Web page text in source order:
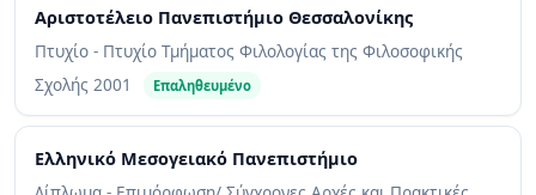
Αριστοτέλειο Πανεπιστήμιο Θεσσαλονίκης
Πτυχίο - Πτυχίο Τμήματος Φιλολογίας της Φιλοσοφικής
Σχολής 2001 Επαληθευμένο
Ελληνικό Μεσογειακό Πανεπιστήμιο